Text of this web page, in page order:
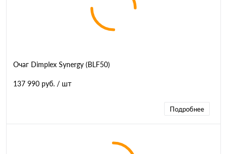
Очаг Dimplex Synergy (BLF50)
137 990 руб. / шт
Подробнее